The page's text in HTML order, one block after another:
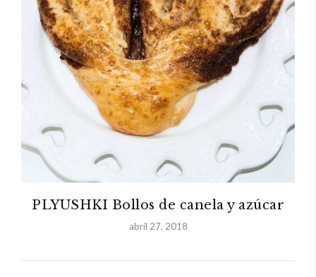
PLYUSHKI Bollos de canela y azúcar
abril 27, 2018